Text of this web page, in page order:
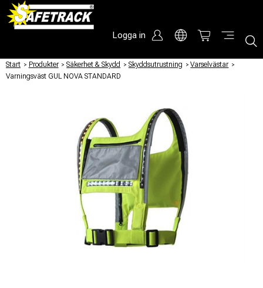
Logga in
Start / Produkter / Säkerhet & Skydd / Skyddsutrustning / Varselvästar /
Varningsväst GUL NOVA STANDARD